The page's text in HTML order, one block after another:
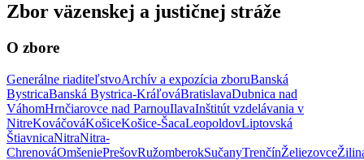
Zbor väzenskej a justičnej stráže
O zbore
Generálne riaditeľstvoArchív a expozícia zboruBanská
BystricaBanská Bystrica-KráľováBratislavaDubnica nad
VáhomHrnčiarovce nad ParnouIlavaInštitút vzdelávania v
NitreKováčováKošiceKošice-ŠacaLeopoldovLiptovská
ŠtiavnicaNitraNitra-
ChrenováOmšeniePrešovRužomberokSučanyTrenčínŽeliezovce